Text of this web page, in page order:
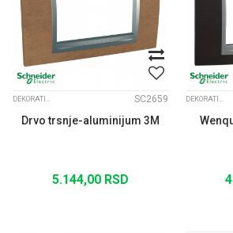
DEKORATIVNI RAMOVI UNICA TOP ALUM. MEDJURAM SC2659
Drvo trsnje-aluminijum 3M
5.144,00 RSD
DEKORATIVNI RAMOVI UNICA TOP ALUM. MEDJURAM